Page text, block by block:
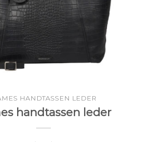
HANDTASSEN LEDER
handtassen leder